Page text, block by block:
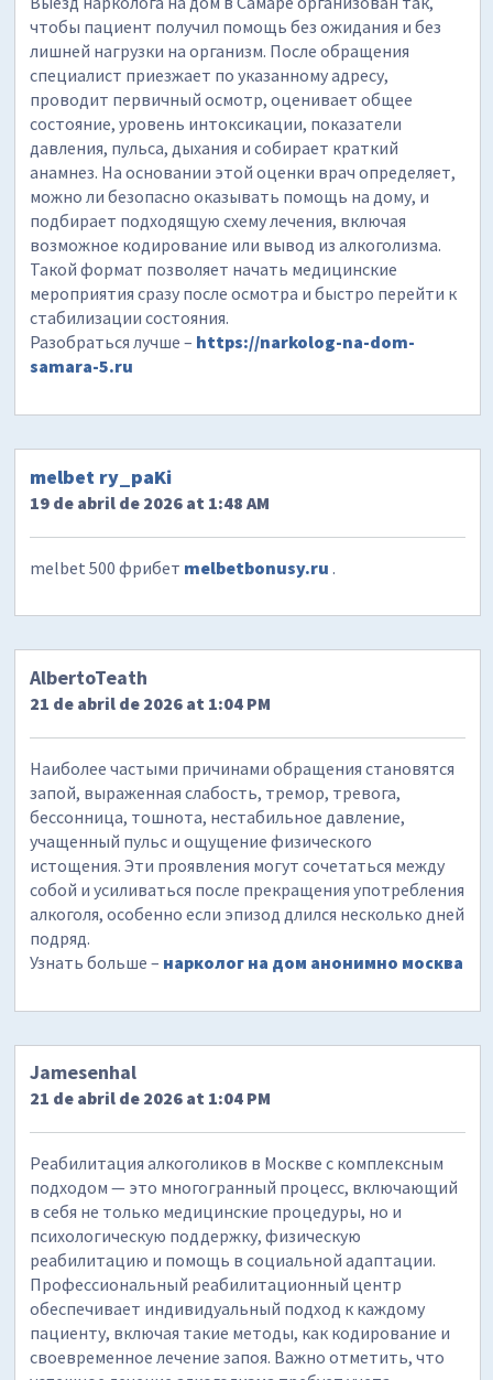
чтобы пациент получил помощь без ожидания и без
лишней нагрузки на организм. После обращения
специалист приезжает по указанному адресу,
проводит первичный осмотр, оценивает общее
состояние, уровень интоксикации, показатели
давления, пульса, дыхания и собирает краткий
анамнез. На основании этой оценки врач определяет,
можно ли безопасно оказывать помощь на дому, и
подбирает подходящую схему лечения, включая
возможное кодирование или вывод из алкоголизма.
Такой формат позволяет начать медицинские
мероприятия сразу после осмотра и быстро перейти к
стабилизации состояния.
Разобраться лучше – https://narkolog-na-dom-
samara-5.ru
melbet ry_paKi
19 de abril de 2026 at 1:48 AM
melbet 500 фрибет melbetbonusy.ru .
AlbertoTeath
21 de abril de 2026 at 1:04 PM
Наиболее частыми причинами обращения становятся
запой, выраженная слабость, тремор, тревога,
бессонница, тошнота, нестабильное давление,
учащенный пульс и ощущение физического
истощения. Эти проявления могут сочетаться между
собой и усиливаться после прекращения употребления
алкоголя, особенно если эпизод длился несколько дней
подряд.
Узнать больше – нарколог на дом анонимно москва
Jamesenhal
21 de abril de 2026 at 1:04 PM
Реабилитация алкоголиков в Москве с комплексным
подходом — это многогранный процесс, включающий
в себя не только медицинские процедуры, но и
психологическую поддержку, физическую
реабилитацию и помощь в социальной адаптации.
Профессиональный реабилитационный центр
обеспечивает индивидуальный подход к каждому
пациенту, включая такие методы, как кодирование и
своевременное лечение запоя. Важно отметить, что